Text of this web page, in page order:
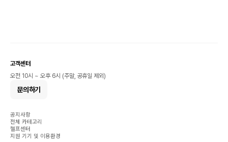
고객센터
오전 10시 ~ 오후 6시 (주말, 공휴일 제외)
문의하기
공지사항
전체 카테고리
헬프센터
지원 기기 및 이용환경